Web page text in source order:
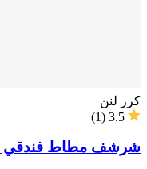
كرز لنن
3.5
(
1
)
شرشف مطاط فندقي قطن